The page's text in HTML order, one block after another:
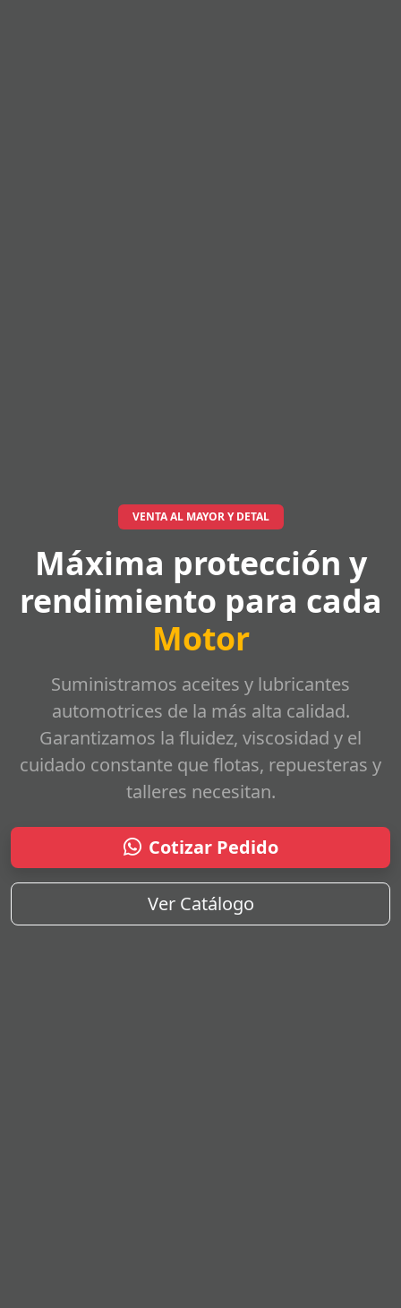
VENTA AL MAYOR Y DETAL
Máxima protección y
rendimiento para cada
Motor
Suministramos aceites y lubricantes
automotrices de la más alta calidad.
Garantizamos la fluidez, viscosidad y el
cuidado constante que flotas, repuesteras y
talleres necesitan.
Cotizar Pedido
Ver Catálogo